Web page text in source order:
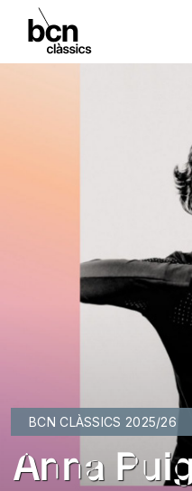
BCN CLÀSSICS 2025/26
Anna